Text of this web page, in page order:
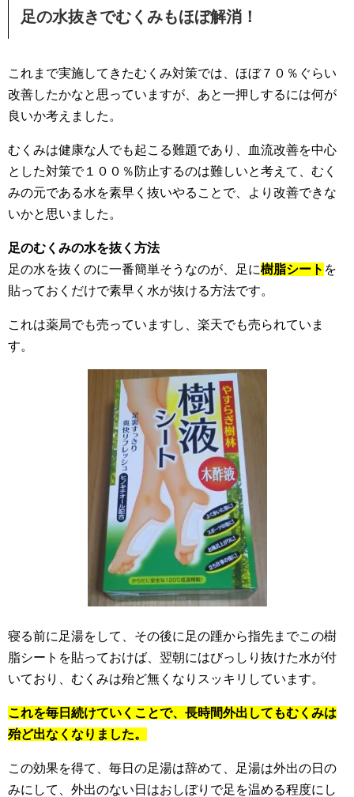
足の水抜きでむくみもほぼ解消！
これまで実施してきたむくみ対策では、ほぼ７０％ぐらい
改善したかなと思っていますが、あと一押しするには何が
良いか考えました。
むくみは健康な人でも起こる難題であり、血流改善を中心
とした対策で１００％防止するのは難しいと考えて、むく
みの元である水を素早く抜いやることで、より改善できな
いかと思いました。
足のむくみの水を抜く方法
足の水を抜くのに一番簡単そうなのが、足に樹脂シート を
貼っておくだけで素早く水が抜ける方法です。
これは薬局でも売っていますし、楽天でも売られていま
す。
寝る前に足湯をして、その後に足の踵から指先までこの樹
脂シートを貼っておけば、翌朝にはびっしり抜けた水が付
いており、むくみは殆ど無くなりスッキリしています。
これを毎日続けていくことで、長時間外出してもむくみは
殆ど出なくなりました。
この効果を得て、毎日の足湯は辞めて、足湯は外出の日の
みにして、外出のない日はおしぼりで足を温める程度にし